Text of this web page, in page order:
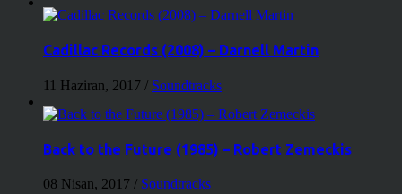
Cadillac Records (2008) – Darnell Martin
11 Haziran, 2017 / Soundtracks
Back to the Future (1985) – Robert Zemeckis
08 Nisan, 2017 / Soundtracks